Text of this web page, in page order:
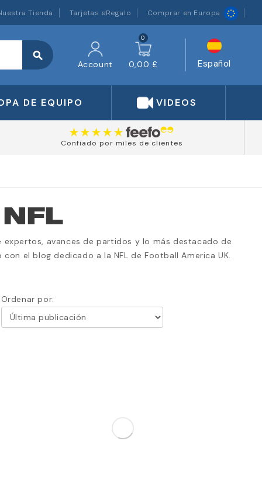
Tienda Tarjetas eRegalo Comprar en Europa
search
Account
0
0,00 £ Español
DE EQUIPO VIDEOS
Confiado por miles de clientes
avances de partidos y lo más destacado de
el blog dedicado a la NFL de Football America UK.
Ordenar por: